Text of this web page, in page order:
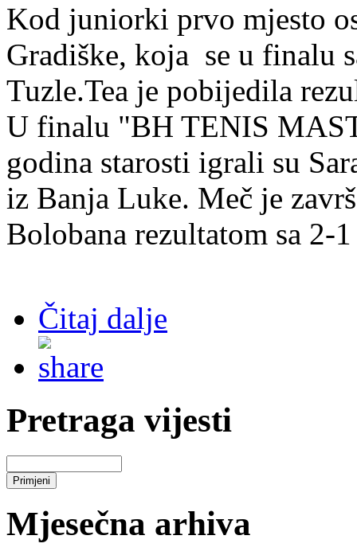
Kod juniorki prvo mjesto
Gradiške, koja se u finalu
Tuzle.Tea je pobijedila
U finalu "BH TENIS
godina starosti igrali su
iz Banja Luke. Meč je
Bolobana rezultatom sa 2-
Čitaj dalje
Pretraga vijesti
Mjesečna arhiva